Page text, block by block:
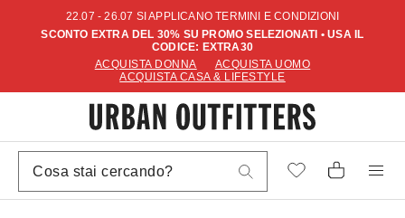
22.07 - 26.07 SI APPLICANO TERMINI E CONDIZIONI
SCONTO EXTRA DEL 30% SU PROMO SELEZIONATI • USA IL
CODICE: EXTRA30
ACQUISTA DONNA
ACQUISTA UOMO
ACQUISTA CASA & LIFESTYLE